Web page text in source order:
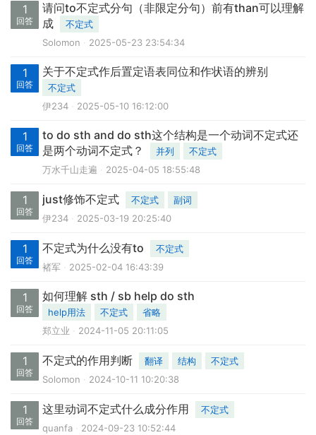
1
回答
请问to不定式分句（非限定分句）前有than可以理解
成
不定式
Solomon
2025-05-23 23:54:34
1
回答
关于不定式作后置定语表同位和作状语的辨别
不定式
伊234
2025-05-10 16:12:00
1
回答
to do sth and do sth这个结构是一个动词不定式还
是两个动词不定式？
并列
不定式
万水千山走遍
2025-04-05 18:55:48
1
回答
just修饰不定式 不定式
副词
伊234
2025-03-19 20:25:40
1
回答
不定式为什么没有to
不定式
褚军
2025-02-04 16:43:39
1
回答
如何理解 sth / sb help do sth
help用法 不定式
省略
郑立业
2024-11-05 20:11:05
1
回答
不定式的作用判断 翻译 结构
不定式
Solomon
2024-10-11 10:20:38
1
回答
这里动词不定式什么成分作用
不定式
quanfa
2024-09-23 10:52:44